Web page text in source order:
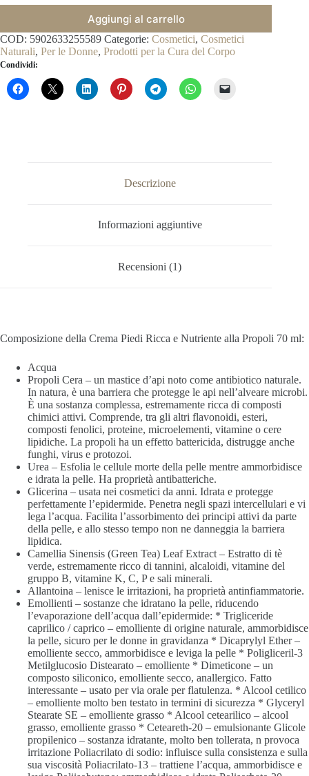
Aggiungi al carrello
COD: 5902633255589 Categorie: Cosmetici, Cosmetici
Naturali, Per le Donne, Prodotti per la Cura del Corpo
Condividi:
Descrizione
Informazioni aggiuntive
Recensioni (1)
Composizione della Crema Piedi Ricca e Nutriente alla Propoli 70 ml:
Acqua
Propoli Cera – un mastice d’api noto come antibiotico naturale.
In natura, è una barriera che protegge le api nell’alveare microbi.
È una sostanza complessa, estremamente ricca di composti
chimici attivi. Comprende, tra gli altri flavonoidi, esteri,
composti fenolici, proteine, microelementi, vitamine o cere
lipidiche. La propoli ha un effetto battericida, distrugge anche
funghi, virus e protozoi.
Urea – Esfolia le cellule morte della pelle mentre ammorbidisce
e idrata la pelle. Ha proprietà antibatteriche.
Glicerina – usata nei cosmetici da anni. Idrata e protegge
perfettamente l’epidermide. Penetra negli spazi intercellulari e vi
lega l’acqua. Facilita l’assorbimento dei principi attivi da parte
della pelle, e allo stesso tempo non ne danneggia la barriera
lipidica.
Camellia Sinensis (Green Tea) Leaf Extract – Estratto di tè
verde, estremamente ricco di tannini, alcaloidi, vitamine del
gruppo B, vitamine K, C, P e sali minerali.
Allantoina – lenisce le irritazioni, ha proprietà antinfiammatorie.
Emollienti – sostanze che idratano la pelle, riducendo
l’evaporazione dell’acqua dall’epidermide: * Trigliceride
caprilico / caprico – emolliente di origine naturale, ammorbidisce
la pelle, sicuro per le donne in gravidanza * Dicaprylyl Ether –
emolliente secco, ammorbidisce e leviga la pelle * Poligliceril-3
Metilglucosio Distearato – emolliente * Dimeticone – un
composto siliconico, emolliente secco, anallergico. Fatto
interessante – usato per via orale per flatulenza. * Alcool cetilico
– emolliente molto ben testato in termini di sicurezza * Glyceryl
Stearate SE – emolliente grasso * Alcool cetearilico – alcool
grasso, emolliente grasso * Ceteareth-20 – emulsionante Glicole
propilenico – sostanza idratante, molto ben tollerata, n provoca
irritazione Poliacrilato di sodio: influisce sulla consistenza e sulla
sua viscosità Poliacrilato-13 – trattiene l’acqua, ammorbidisce e